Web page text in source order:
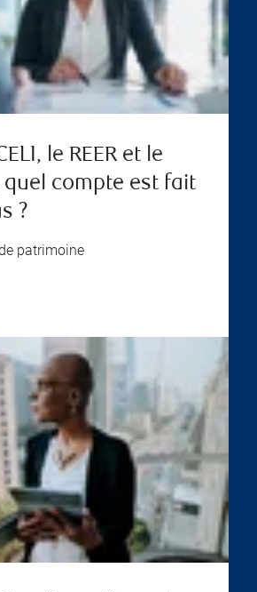
le REER et le
quel compte est fait
?
patrimoine